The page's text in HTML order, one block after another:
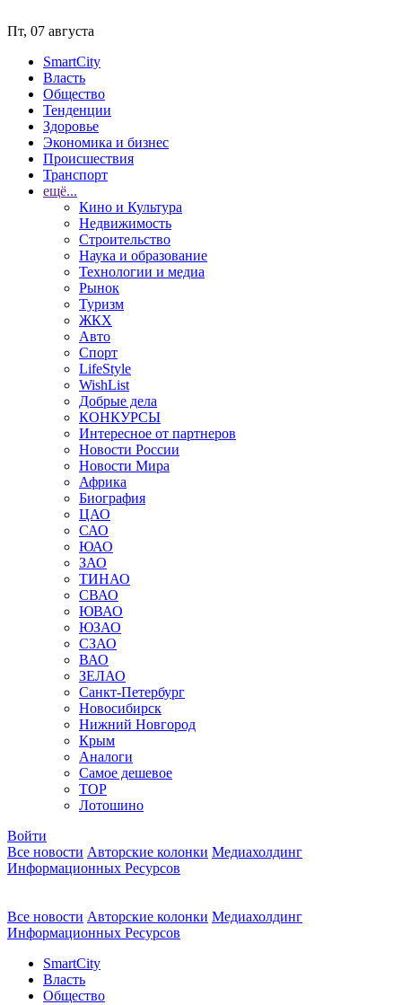
Пт, 07 августа
SmartCity
Власть
Общество
Тенденции
Здоровье
Экономика и бизнес
Происшествия
Транспорт
ещё...
Кино и Культура
Недвижимость
Строительство
Наука и образование
Технологии и медиа
Рынок
Туризм
ЖКХ
Авто
Спорт
LifeStyle
WishList
Добрые дела
КОНКУРСЫ
Интересное от партнеров
Новости России
Новости Мира
Африка
Биография
ЦАО
САО
ЮАО
ЗАО
ТИНАО
СВАО
ЮВАО
ЮЗАО
СЗАО
ВАО
ЗЕЛАО
Санкт-Петербург
Новосибирск
Нижний Новгород
Крым
Аналоги
Самое дешевое
TOP
Лотошино
Войти
Все новости Авторские колонки Медиахолдинг
Информационных Ресурсов
Все новости Авторские колонки Медиахолдинг
Информационных Ресурсов
SmartCity
Власть
Общество